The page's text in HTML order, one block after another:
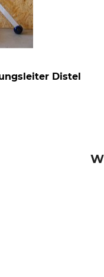
Distel